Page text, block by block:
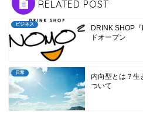
RELATED POST
ビジネス
DRINK SHOP
ドオープン
日常
内向型とは？生
ついて